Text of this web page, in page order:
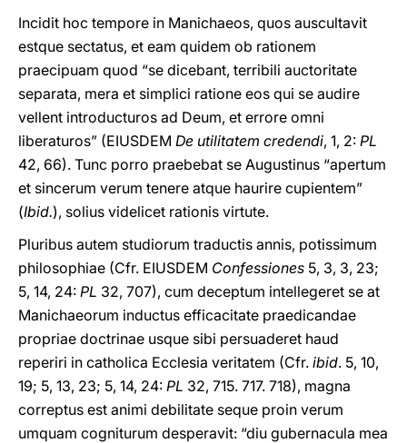
Incidit hoc tempore in Manichaeos, quos auscultavit
estque sectatus, et eam quidem ob rationem
praecipuam quod “se dicebant, terribili auctoritate
separata, mera et simplici ratione eos qui se audire
vellent introducturos ad Deum, et errore omni
liberaturos” (EIUSDEM De utilitatem credendi, 1, 2: PL
42, 66). Tunc porro praebebat se Augustinus “apertum
et sincerum verum tenere atque haurire cupientem”
(Ibid.), solius videlicet rationis virtute.
Pluribus autem studiorum traductis annis, potissimum
philosophiae (Cfr. EIUSDEM Confessiones 5, 3, 3, 23;
5, 14, 24: PL 32, 707), cum deceptum intellegeret se at
Manichaeorum inductus efficacitate praedicandae
propriae doctrinae usque sibi persuaderet haud
reperiri in catholica Ecclesia veritatem (Cfr. ibid. 5, 10,
19; 5, 13, 23; 5, 14, 24: PL 32, 715. 717. 718), magna
correptus est animi debilitate seque proin verum
umquam cogniturum desperavit: “diu gubernacula mea